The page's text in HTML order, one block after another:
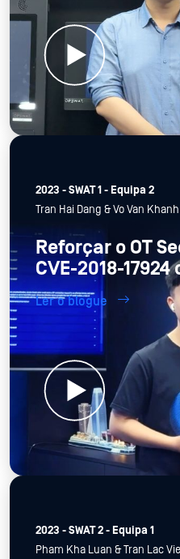
2023 - SWAT 1 - Equipa 2
Tran Hai Dang & Vo Van Khanh
Reforçar o OT
CVE-2018-17924
Ler o blogue
2023 - SWAT 2 - Equipa 1
Pham Kha Luan & Tran Lac